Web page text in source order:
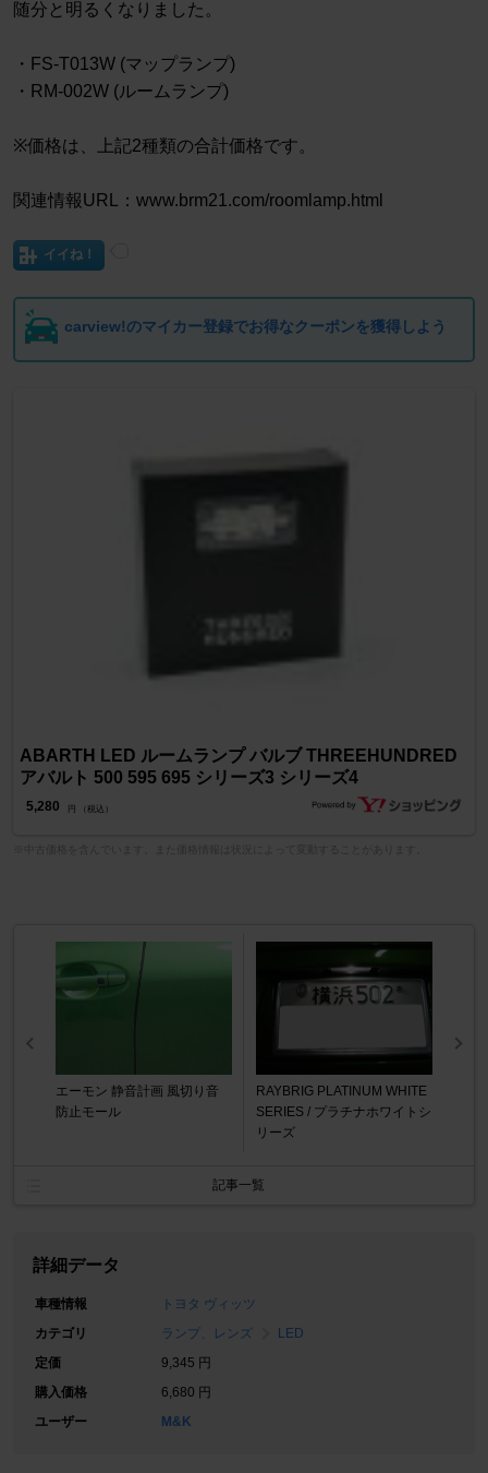
随分と明るくなりました。
・FS-T013W (マップランプ)
・RM-002W (ルームランプ)
※価格は、上記2種類の合計価格です。
関連情報URL：www.brm21.com/roomlamp.html
イイね！
carview!のマイカー登録でお得なクーポンを獲得しよう
ABARTH LED ルームランプ バルブ THREEHUNDRED
アバルト 500 595 695 シリーズ3 シリーズ4
5,280 円 （税込）
エーモン 静音計画 風切り音
防止モール
RAYBRIG PLATINUM WHITE
SERIES / プラチナホワイトシ
リーズ
記事一覧
詳細データ
車種情報
トヨタ ヴィッツ
カテゴリ
ランプ、レンズ
LED
定価
9,345 円
購入価格
6,680 円
ユーザー
M&K